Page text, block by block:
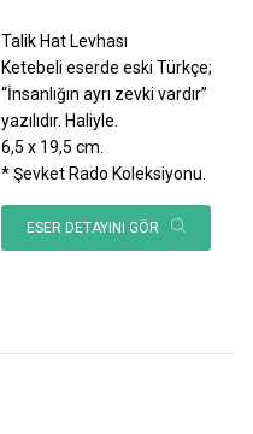
Talik Hat Levhası
Ketebeli eserde eski Türkçe;
“İnsanlığın ayrı zevki vardır”
yazılıdır. Haliyle.
6,5 x 19,5 cm.
* Şevket Rado Koleksiyonu.
ESER DETAYINI GÖR